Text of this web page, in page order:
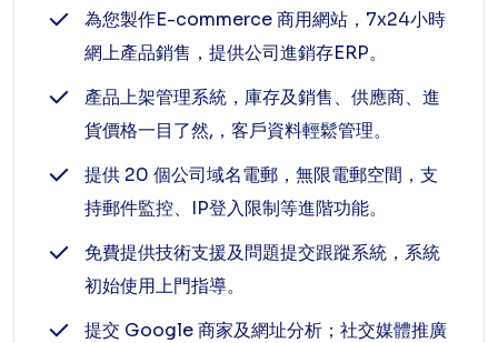
為您製作E-commerce 商用網站，7x24小時
網上產品銷售，提供公司進銷存ERP。
產品上架管理系統，庫存及銷售、供應商、進
貨價格一目了然,，客戶資料輕鬆管理。
提供 20 個公司域名電郵，無限電郵空間，支
持郵件監控、IP登入限制等進階功能。
免費提供技術支援及問題提交跟蹤系統，系統
初始使用上門指導。
提交 Google 商家及網址分析；社交媒體推廣